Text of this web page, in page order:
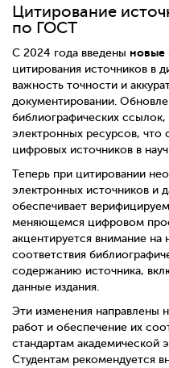
Цитирование
по ГОСТ
С 2024 года введены новые
цитирования источников в
важность точности и
документировании.
библиографических
электронных ресурсов, что
цифровых источников в
Теперь при цитировании
электронных источников и
обеспечивает
меняющемся цифровом
акцентируется внимание
соответствия
содержанию источника,
данные издания.
Эти изменения направлены
работ и обеспечение их
стандартам академической
Студентам рекомендуется